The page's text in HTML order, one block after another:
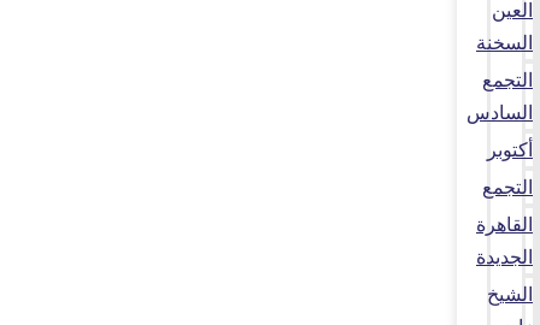
العين
السخنة
التجمع
السادس
أكتوبر
التجمع
القاهرة
الجديدة
الشيخ